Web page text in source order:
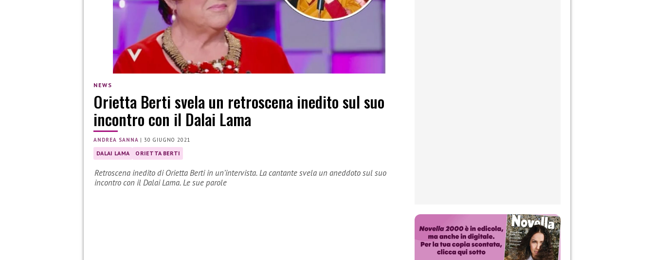
NEWS
Orietta Berti svela un retroscena inedito sul suo
incontro con il Dalai Lama
ANDREA SANNA |30 GIUGNO 2021
DALAI LAMA ORIETTA BERTI
Retroscena inedito di Orietta Berti in un’intervista. La cantante svela un aneddoto sul suo
incontro con il Dalai Lama. Le sue parole